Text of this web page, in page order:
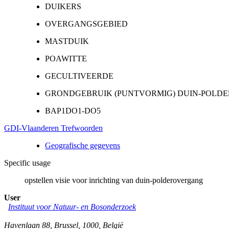
DUIKERS
OVERGANGSGEBIED
MASTDUIK
POAWITTE
GECULTIVEERDE
GRONDGEBRUIK (PUNTVORMIG) DUIN-
BAP1DO1-DO5
GDI-Vlaanderen Trefwoorden
Geografische gegevens
Specific usage
opstellen visie voor inrichting van duin-polderovergang
User
Instituut voor Natuur- en Bosonderzoek
Havenlaan 88 Brussel 1000 België